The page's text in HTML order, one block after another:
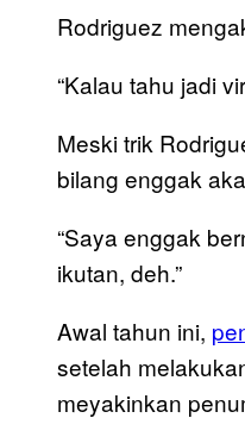
Rodriguez
“Kalau tahu jadi
Meski trik
bilang enggak
“Saya enggak
ikutan, deh.”
Awal tahun ini,
setelah
meyakinkan